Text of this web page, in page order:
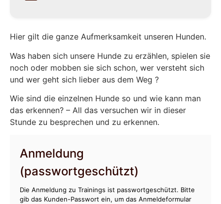
Hier gilt die ganze Aufmerksamkeit unseren Hunden.
Was haben sich unsere Hunde zu erzählen, spielen sie
noch oder mobben sie sich schon, wer versteht sich
und wer geht sich lieber aus dem Weg ?
Wie sind die einzelnen Hunde so und wie kann man
das erkennen? – All das versuchen wir in dieser
Stunde zu besprechen und zu erkennen.
Anmeldung
(passwortgeschützt)
Die Anmeldung zu Trainings ist passwortgeschützt. Bitte
gib das Kunden-Passwort ein, um das Anmeldeformular